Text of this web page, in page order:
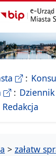
menu
- Biletyn
- Oficjalna
Redakcja
> załatw